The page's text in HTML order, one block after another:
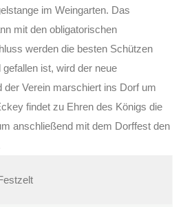
im Weingarten. Das
mit den obligatorischen
werden die besten Schützen
ist, wird der neue
der Verein marschiert ins Dorf um
findet zu Ehren des Königs die
anschließend mit dem Dorffest den